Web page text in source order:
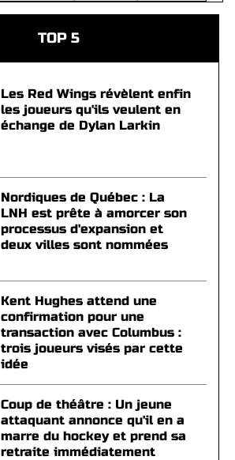
TOP 5
Les Red Wings révèlent enfin
les joueurs qu'ils veulent en
échange de Dylan Larkin
Nordiques de Québec : La
LNH est prête à amorcer son
processus d'expansion et
deux villes sont nommées
Kent Hughes attend une
confirmation pour une
transaction avec Columbus :
trois joueurs visés par cette
idée
Coup de théâtre : Un jeune
attaquant annonce qu'il en a
marre du hockey et prend sa
retraite immédiatement